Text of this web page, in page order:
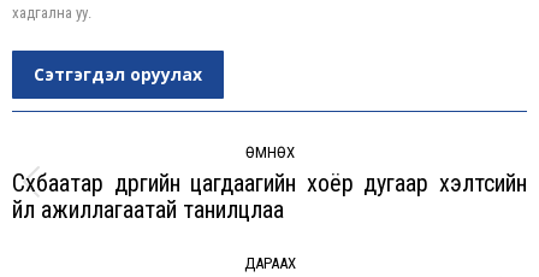
хадгална уу.
Сэтгэгдэл оруулах
navigation
ӨМНӨХ
Previous
Сүхбаатар дүүргийн цагдаагийн хоёр дугаар хэлтсийн
үйл ажиллагаатай танилцлаа
ДАРААХ